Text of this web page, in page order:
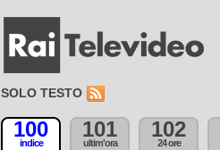
SOLO TESTO
100
indice
101
ultim'ora
102
24 ore